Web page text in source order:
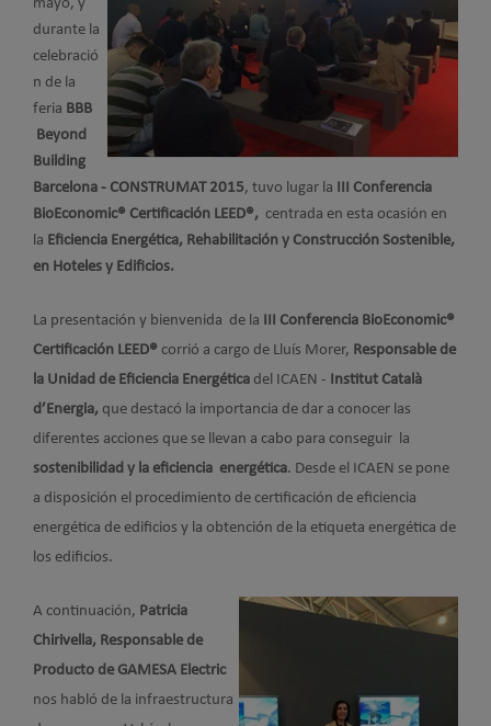
mayo, y
durante la
celebració
n de la
feria BBB
Beyond
Building
Barcelona - CONSTRUMAT 2015, tuvo lugar la III Conferencia
BioEconomic® Certificación LEED®, centrada en esta ocasión en
la Eficiencia Energética, Rehabilitación y Construcción Sostenible,
en Hoteles y Edificios.
La presentación y bienvenida de la III Conferencia BioEconomic®
Certificación LEED® corrió a cargo de Lluís Morer, Responsable de
la Unidad de Eficiencia Energética del ICAEN - Institut Català
d’Energia, que destacó la importancia de dar a conocer las
diferentes acciones que se llevan a cabo para conseguir la
sostenibilidad y la eficiencia energética. Desde el ICAEN se pone
a disposición el procedimiento de certificación de eficiencia
energética de edificios y la obtención de la etiqueta energética de
los edificios.
A continuación, Patricia
Chirivella, Responsable de
Producto de GAMESA Electric
nos habló de la infraestructura